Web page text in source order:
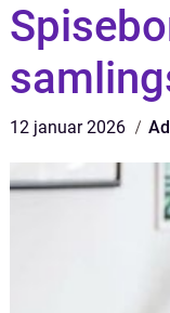
12 januar 2026